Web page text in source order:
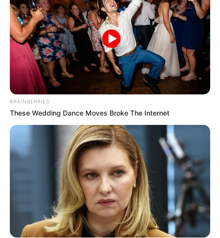
TOVÁBBI LEHETŐSÉGEK
OK, ELFOGADOM